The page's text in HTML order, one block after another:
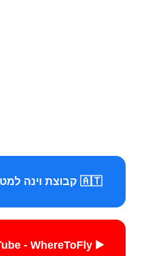
🇦🇹 קבוצת וינה למטיילים
▶️ YouTube - WhereToFly